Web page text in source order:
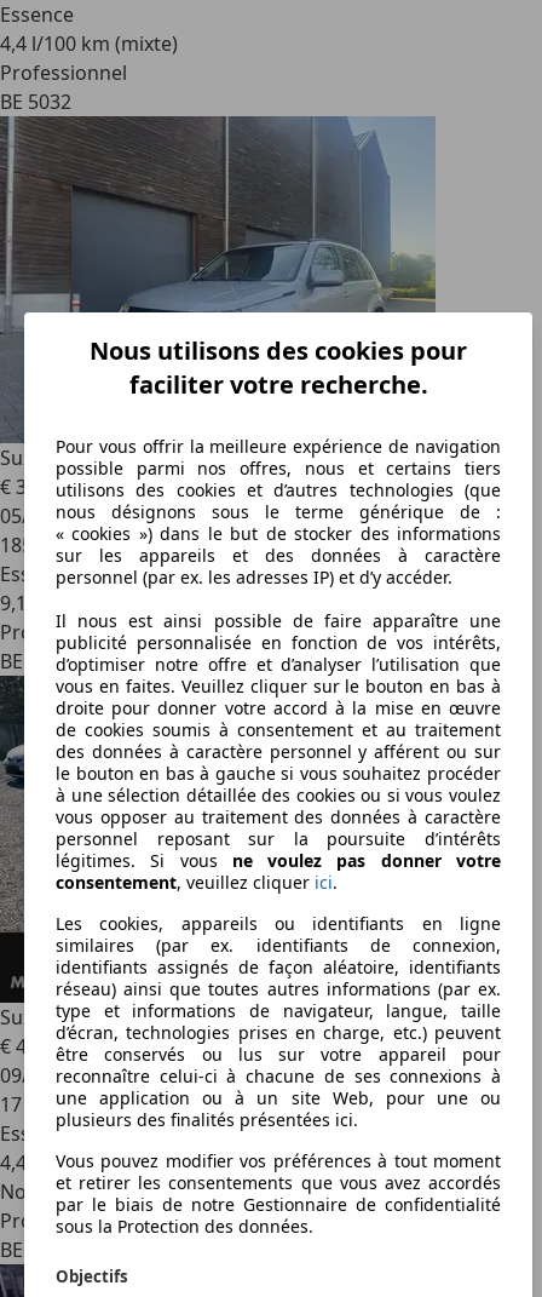
Nous utilisons des cookies pour
faciliter votre recherche.
Pour vous offrir la meilleure expérience de navigation
possible parmi nos offres, nous et certains tiers
utilisons des cookies et d’autres technologies (que
nous désignons sous le terme générique de :
« cookies ») dans le but de stocker des informations
sur les appareils et des données à caractère
personnel (par ex. les adresses IP) et d’y accéder.
Il nous est ainsi possible de faire apparaître une
publicité personnalisée en fonction de vos intérêts,
d’optimiser notre offre et d’analyser l’utilisation que
vous en faites. Veuillez cliquer sur le bouton en bas à
droite pour donner votre accord à la mise en œuvre
de cookies soumis à consentement et au traitement
des données à caractère personnel y afférent ou sur
le bouton en bas à gauche si vous souhaitez procéder
à une sélection détaillée des cookies ou si vous voulez
vous opposer au traitement des données à caractère
personnel reposant sur la poursuite d’intérêts
légitimes. Si vous ne voulez pas donner votre
consentement, veuillez cliquer ici.
Les cookies, appareils ou identifiants en ligne
similaires (par ex. identifiants de connexion,
identifiants assignés de façon aléatoire, identifiants
réseau) ainsi que toutes autres informations (par ex.
type et informations de navigateur, langue, taille
d’écran, technologies prises en charge, etc.) peuvent
être conservés ou lus sur votre appareil pour
reconnaître celui-ci à chacune de ses connexions à
une application ou à un site Web, pour une ou
plusieurs des finalités présentées ici.
Vous pouvez modifier vos préférences à tout moment
et retirer les consentements que vous avez accordés
par le biais de notre Gestionnaire de confidentialité
sous la Protection des données.
Objectifs
Essence
4,4 l/100 km (mixte)
Professionnel
BE 5032
Suzuki Grand Vitara2.0i JLX-E
€ 3 850
05/2006
185 000 km
Essence
9,1 l/100 km (mixte)
Professionnel
BE 1390
Suzuki Alto - 16.000 Km - Premier Propriétaire
€ 4 500
09/2009
17 000 km
Essence
4,4 l/100 km (mixte)
Nouveau
Professionnel
BE 4550